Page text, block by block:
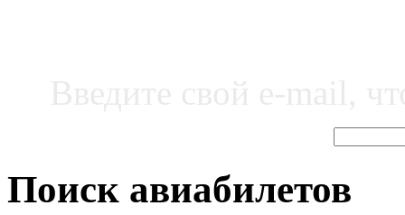
Поиск авиабилетов